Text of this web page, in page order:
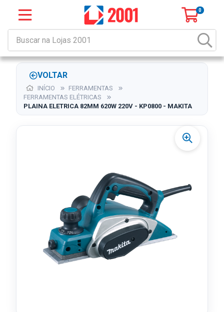
0
VOLTAR
INÍCIO
FERRAMENTAS
FERRAMENTAS ELÉTRICAS
PLAINA ELETRICA 82MM 620W 220V - KP0800 - MAKITA